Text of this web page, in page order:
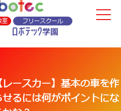
室 フリースクール
ースカー】基本の車を作
るには何がポイントにな